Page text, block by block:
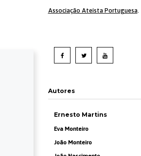
Associação Ateísta Portuguesa.
Autores
Ernesto Martins
Eva Monteiro
João Monteiro